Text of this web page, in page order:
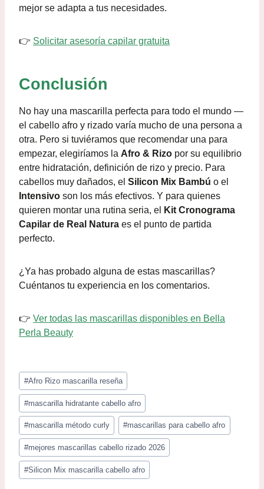
mejor se adapta a tus necesidades.
👉 Solicitar asesoría capilar gratuita
Conclusión
No hay una mascarilla perfecta para todo el mundo —
el cabello afro y rizado varía mucho de una persona a
otra. Pero si tuviéramos que recomendar una para
empezar, elegiríamos la Afro & Rizo por su equilibrio
entre hidratación, definición de rizo y precio. Para
cabellos muy dañados, el Silicon Mix Bambú o el
Intensivo son los más efectivos. Y para quienes
quieren montar una rutina seria, el
Kit Cronograma
Capilar de Real Natura es el punto de partida
perfecto.
¿Ya has probado alguna de estas mascarillas?
Cuéntanos tu experiencia en los comentarios.
👉 Ver todas las mascarillas disponibles en Bella
Perla Beauty
#Afro Rizo mascarilla reseña
#mascarilla hidratante cabello afro
#mascarilla método curly #mascarillas para cabello afro
#mejores mascarillas cabello rizado 2026
#Silicon Mix mascarilla cabello afro